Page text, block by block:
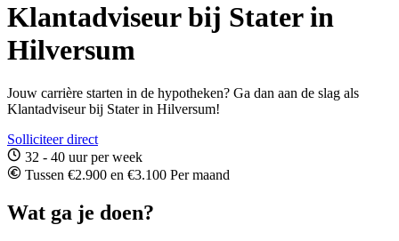
Klantadviseur bij Stater in
Hilversum
Jouw carrière starten in de hypotheken? Ga dan aan de slag als
Klantadviseur bij Stater in Hilversum!
Solliciteer direct
32 - 40 uur per week
Tussen €2.900 en €3.100 Per maand
Wat ga je doen?